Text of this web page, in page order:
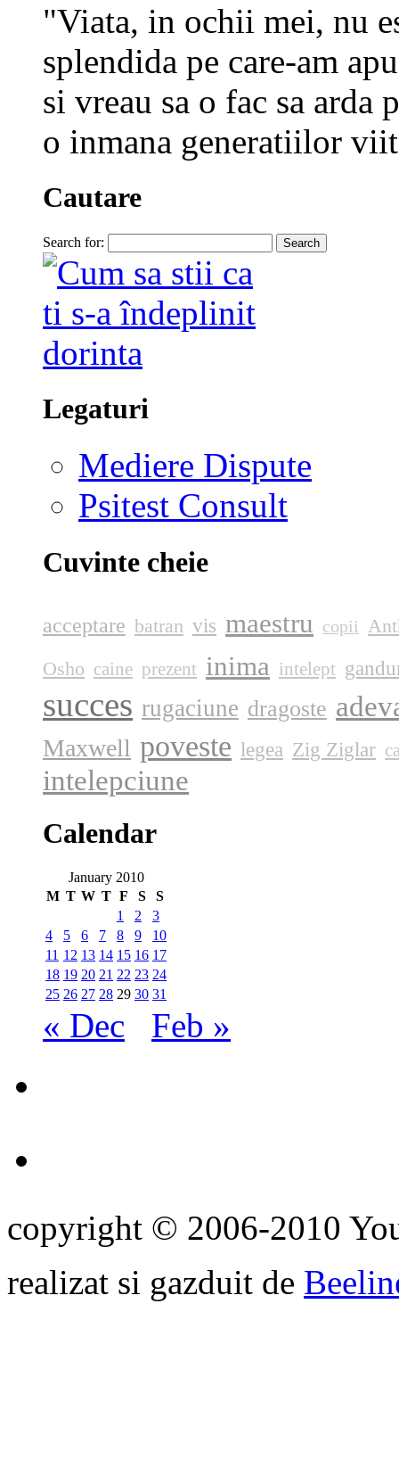
"Viata, in ochii mei, nu
splendida pe care-am
si vreau sa o fac sa
o inmana generatiilor
Cautare
Search for:
Legaturi
Mediere Dispute
Psitest Consult
Cuvinte cheie
acceptare batran vis maestru copii
Osho caine prezent inima intelept
succes rugaciune dragoste
Maxwell poveste legea Zig Ziglar
intelepciune
Calendar
January 2010
M T W T F S
S
1
2
3
4
5 6 7 8 9
10
11 12 13 14 15 16 17
18 19 20 21 22 23 24
25 26 27 28 29 30 31
« Dec Feb »
copyright © 2006-2010
realizat si gazduit de